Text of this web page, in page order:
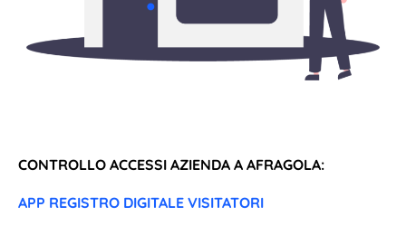
CONTROLLO ACCESSI AZIENDA A AFRAGOLA:
APP REGISTRO DIGITALE VISITATORI